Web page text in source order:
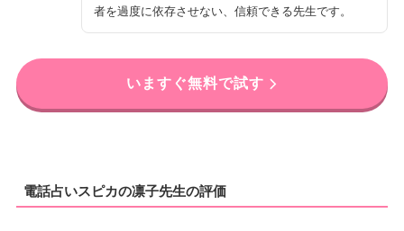
者を過度に依存させない、信頼できる先生です。
いますぐ無料で試す
電話占いスピカの凛子先生の評価